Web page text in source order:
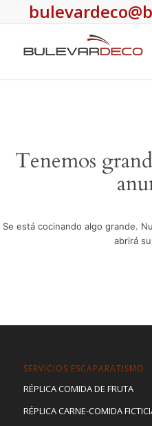
Tenemos
Se está cocinando algo grande.
abrirá
SERVICIOS ESCAPARATISMO
RÉPLICA COMIDA DE FRUTA
RÉPLICA CARNE-COMIDA